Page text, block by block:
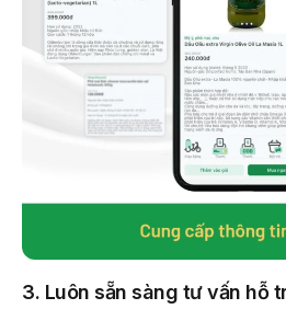
3. Luôn sẵn sàng tư vấn hỗ